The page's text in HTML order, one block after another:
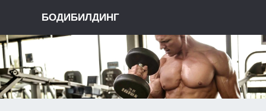
БОДИБИЛДИНГ